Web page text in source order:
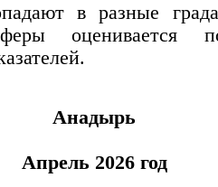
в разные
оценивается
Анадырь
Апрель 2026 год